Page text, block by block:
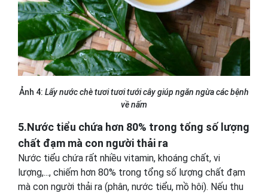
Ảnh 4: Lấy nước chè tươi tươi tưới cây giúp ngăn ngừa các bệnh
về nấm
5.Nước tiểu chứa hơn 80% trong tổng số lượng
chất đạm mà con người thải ra
Nước tiểu chứa rất nhiều vitamin, khoáng chất, vi
lượng,..., chiếm hơn 80% trong tổng số lượng chất đạm
mà con người thải ra (phân, nước tiểu, mồ hôi). Nếu thu